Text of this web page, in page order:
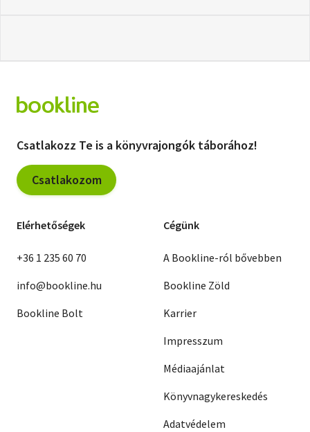
Csatlakozz Te is a könyvrajongók táborához!
Csatlakozom
Elérhetőségek
+36 1 235 60 70
info@bookline.hu
Bookline Bolt
Cégünk
A Bookline-ról bővebben
Bookline Zöld
Karrier
Impresszum
Médiaajánlat
Könyvnagykereskedés
Adatvédelem